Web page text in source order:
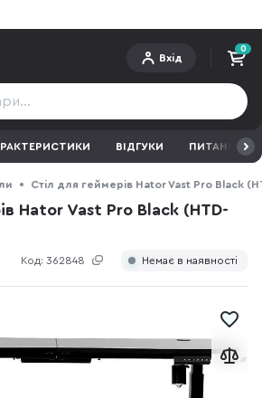
Вхід
0
ВІДГУКИ ПИТАННЯ ТА
Стіл для геймерів Hator Vast Pro Black
Hator Vast Pro Black (HTD-
Код: 362848 Немає в наявності